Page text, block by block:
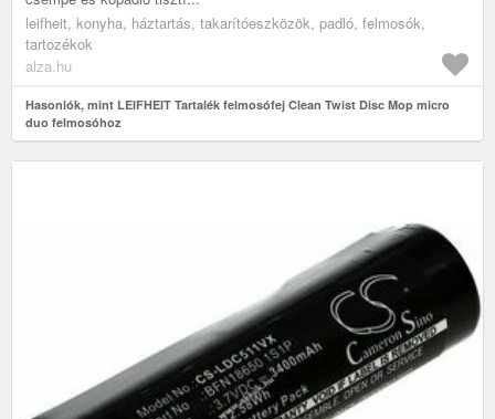
leifheit, konyha, háztartás, takarítóeszközök, padló, felmosók,
tartozékok
alza.hu
Hasonlók, mint LEIFHEIT Tartalék felmosófej Clean Twist Disc Mop micro
duo felmosóhoz